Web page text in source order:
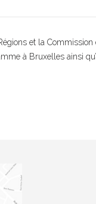
et la Commission
à Bruxelles ainsi